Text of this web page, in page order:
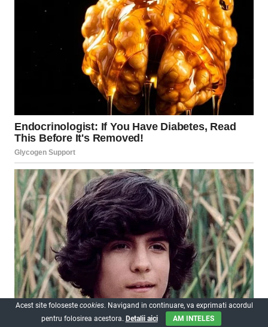
Acest site foloseste cookies. Navigand in continuare, va exprimati acordul
pentru folosirea acestora. Detalii aici AM INTELES